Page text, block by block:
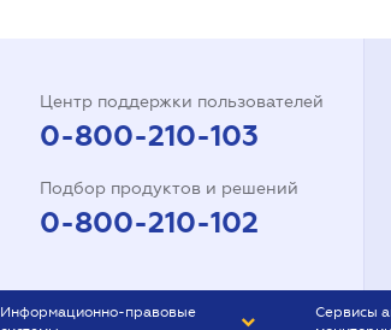
Центр поддержки пользователей
0-800-210-103
Подбор продуктов и решений
0-800-210-102
Информационно-правовые
Сервисы